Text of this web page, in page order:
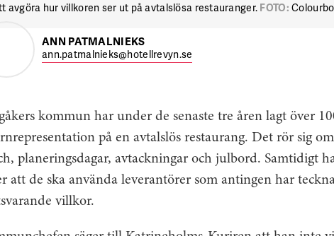
avgöra hur villkoren ser ut på avtalslösa restauranger. FOTO:
ANN PATMALNIEKS
ann.patmalnieks@hotellrevyn.se
kommun har under de senaste tre åren lagt över
på en avtalslös restaurang. Det rör sig
planeringsdagar, avtackningar och julbord. Samtidigt
att de ska använda leverantörer som antingen har
villkor.